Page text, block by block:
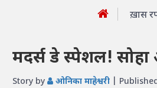
ख़ास
मदर्स डे स्पेशल! सोहा
Story by ओनिका माहेश्वरी |